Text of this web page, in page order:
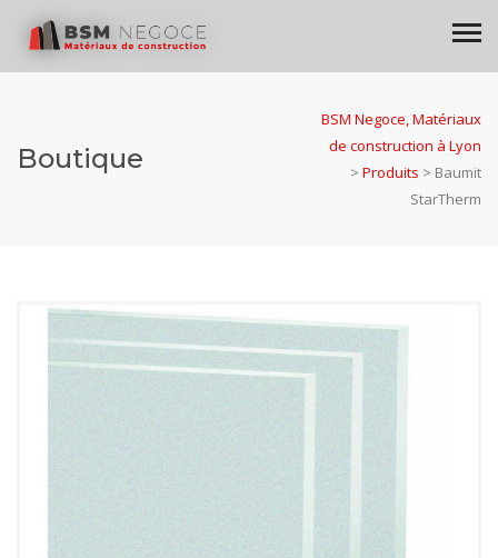
Boutique
BSM Negoce, Matériaux
de construction à Lyon
> Produits > Baumit
StarTherm